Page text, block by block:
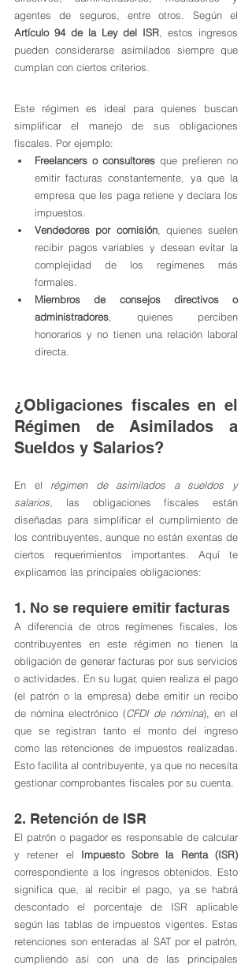
Artículo 94 de la Ley del ISR , estos ingresos
pueden considerarse asimilados siempre que
cumplan con ciertos criterios.
Este régimen es ideal para quienes buscan
simplificar el manejo de sus obligaciones
fiscales. Por ejemplo:
Freelancers o consultores que prefieren no
emitir facturas constantemente, ya que la
empresa que les paga retiene y declara los
impuestos.
Vendedores por comisión, quienes suelen
recibir pagos variables y desean evitar la
complejidad de los regímenes más
formales.
Miembros de consejos directivos o
administradores , quienes perciben
honorarios y no tienen una relación laboral
directa.
¿Obligaciones fiscales en el
Régimen de Asimilados a
Sueldos y Salarios?
En el régimen de asimilados a sueldos y
salarios , las obligaciones fiscales están
diseñadas para simplificar el cumplimiento de
los contribuyentes, aunque no están exentas de
ciertos requerimientos importantes. Aquí te
explicamos las principales obligaciones:
1. No se requiere emitir facturas
A diferencia de otros regímenes fiscales, los
contribuyentes en este régimen no tienen la
obligación de generar facturas por sus servicios
o actividades. En su lugar, quien realiza el pago
(el patrón o la empresa) debe emitir un recibo
de nómina electrónico (CFDI de nómina), en el
que se registran tanto el monto del ingreso
como las retenciones de impuestos realizadas.
Esto facilita al contribuyente, ya que no necesita
gestionar comprobantes fiscales por su cuenta.
2. Retención de ISR
El patrón o pagador es responsable de calcular
y retener el Impuesto Sobre la Renta (ISR)
correspondiente a los ingresos obtenidos. Esto
significa que, al recibir el pago, ya se habrá
descontado el porcentaje de ISR aplicable
según las tablas de impuestos vigentes. Estas
retenciones son enteradas al SAT por el patrón,
cumpliendo así con una de las principales